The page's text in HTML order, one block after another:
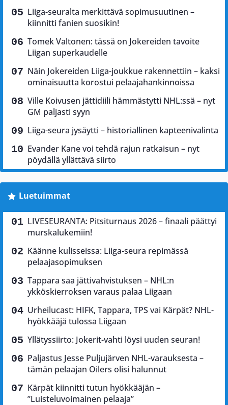
Liiga-seuralta merkittävä sopimusuutinen –
kiinnitti fanien suosikin!
Tomek Valtonen: tässä on Jokereiden tavoite
Liigan superkaudelle
Näin Jokereiden Liiga-joukkue rakennettiin – kaksi
ominaisuutta korostui pelaajahankinnoissa
Ville Koivusen jättidiili hämmästytti NHL:ssä – nyt
GM paljasti syyn
Liiga-seura jysäytti – historiallinen kapteenivalinta
Evander Kane voi tehdä rajun ratkaisun – nyt
pöydällä yllättävä siirto
Luetuimmat
LIVESEURANTA: Pitsiturnaus 2026 – finaali päättyi
murskalukemiin!
Käänne kulisseissa: Liiga-seura repimässä
pelaajasopimuksen
Tappara saa jättivahvistuksen – NHL:n
ykköskierroksen varaus palaa Liigaan
Urheilucast: HIFK, Tappara, TPS vai Kärpät? NHL-
hyökkääjä tulossa Liigaan
Yllätyssiirto: Jokerit-vahti löysi uuden seuran!
Paljastus Jesse Puljujärven NHL-varauksesta –
tämän pelaajan Oilers olisi halunnut
Kärpät kiinnitti tutun hyökkääjän –
”Luisteluvoimainen pelaaja”